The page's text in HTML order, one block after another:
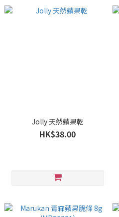
Jolly 天然蘋果乾
HK$38.00